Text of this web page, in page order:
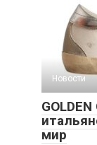
Новости
мир